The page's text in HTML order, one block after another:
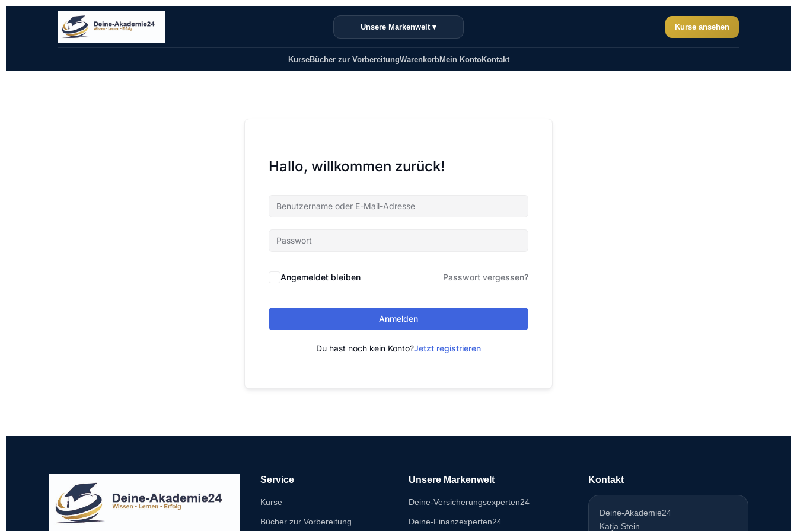
Unsere Markenwelt ▾ Kurse ansehen
KurseBücher zur VorbereitungWarenkorbMein KontoKontakt
Hallo, willkommen zurück!
Angemeldet bleiben Passwort vergessen?
Anmelden
Du hast noch kein Konto?Jetzt registrieren
Service
Kurse
Bücher zur Vorbereitung
Unsere Markenwelt
Deine-Versicherungsexperten24
Deine-Finanzexperten24
Kontakt
Deine-Akademie24
Katja Stein